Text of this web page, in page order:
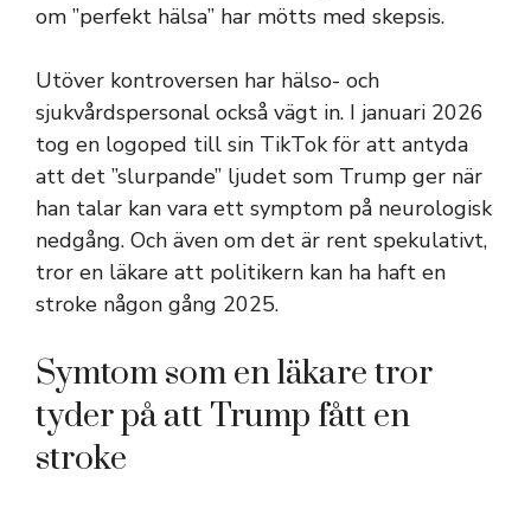
om ”perfekt hälsa” har mötts med skepsis.
Utöver kontroversen har hälso- och
sjukvårdspersonal också vägt in. I januari 2026
tog en logoped till sin TikTok för att antyda
att det ”slurpande” ljudet som Trump ger när
han talar kan vara ett symptom på neurologisk
nedgång. Och även om det är rent spekulativt,
tror en läkare att politikern kan ha haft en
stroke någon gång 2025.
Symtom som en läkare tror
tyder på att Trump fått en
stroke